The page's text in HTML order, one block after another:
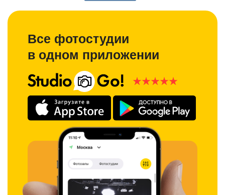
Все фотостудии
в одном приложении